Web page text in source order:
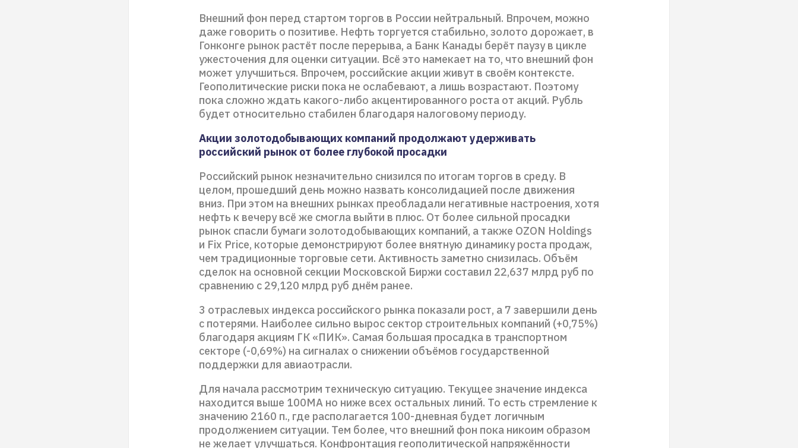
Внешний фон перед стартом торгов в России нейтральный. Впрочем, можно
даже говорить о позитиве. Нефть торгуется стабильно, золото дорожает, в
Гонконге рынок растёт после перерыва, а Банк Канады берёт паузу в цикле
ужесточения для оценки ситуации. Всё это намекает на то, что внешний фон
может улучшиться. Впрочем, российские акции живут в своём контексте.
Геополитические риски пока не ослабевают, а лишь возрастают. Поэтому
пока сложно ждать какого-либо акцентированного роста от акций. Рубль
будет относительно стабилен благодаря налоговому периоду.
Акции золотодобывающих компаний продолжают удерживать
российский рынок от более глубокой просадки
Российский рынок незначительно снизился по итогам торгов в среду. В
целом, прошедший день можно назвать консолидацией после движения
вниз. При этом на внешних рынках преобладали негативные настроения, хотя
нефть к вечеру всё же смогла выйти в плюс. От более сильной просадки
рынок спасли бумаги золотодобывающих компаний, а также OZON Holdings
и Fix Price, которые демонстрируют более внятную динамику роста продаж,
чем традиционные торговые сети. Активность заметно снизилась. Объём
сделок на основной секции Московской Биржи составил 22,637 млрд руб по
сравнению с 29,120 млрд руб днём ранее.
3 отраслевых индекса российского рынка показали рост, а 7 завершили день
с потерями. Наиболее сильно вырос сектор строительных компаний (+0,75%)
благодаря акциям ГК «ПИК». Самая большая просадка в транспортном
секторе (-0,69%) на сигналах о снижении объёмов государственной
поддержки для авиаотрасли.
Для начала рассмотрим техническую ситуацию. Текущее значение индекса
находится выше 100MA но ниже всех остальных линий. То есть стремление к
значению 2160 п., где располагается 100-дневная будет логичным
продолжением ситуации. Тем более, что внешний фон пока никоим образом
не желает улучшаться. Конфронтация геополитической напряжённости